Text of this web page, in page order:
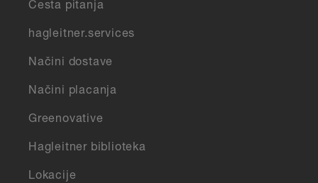
Česta pitanja
hagleitner.services
Načini dostave
Načini placanja
Greenovative
Hagleitner biblioteka
Lokacije